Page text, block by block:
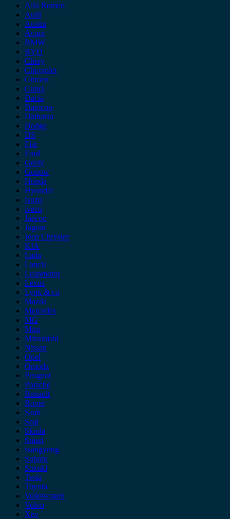
Alfa Romeo
Audi
Austin
Acura
BMW
BYD
Chery
Chevrolet
Citroen
Cupra
Dacia
Daewoo
Daihatsu
Dodge
DS
Fiat
Ford
Geely
Gonow
Honda
Hyundai
Isuzu
iveco
Jaecoo
Jaguar
Jeep Chrysler
KIA
Lada
Lancia
Leapmotor
Lexus
Lynk & co
Mazda
Mercedes
MG
Mini
Mitsubishi
Nissan
Opel
Omoda
Peugeot
Porsche
Renault
Rover
Saab
Seat
Skoda
Smart
ssangyong
Subaru
Suzuki
Tesla
Toyota
Volkswagen
Volvo
Xev